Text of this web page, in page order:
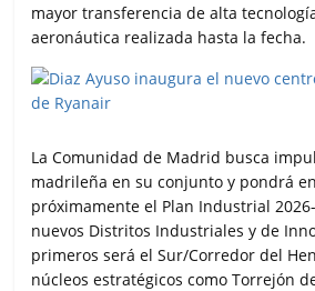
mayor transferencia de alta
aeronáutica realizada hasta la fecha.
La Comunidad de Madrid busca
madrileña en su conjunto y pondrá
próximamente el Plan Industrial
nuevos Distritos Industriales y de
primeros será el Sur/Corredor del
núcleos estratégicos como Torrejón